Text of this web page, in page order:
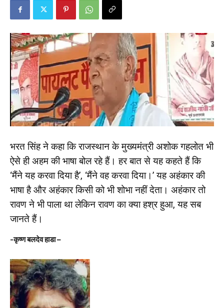
भरत सिंह ने कहा कि राजस्थान के मुख्यमंत्री अशोक गहलोत भी
ऐसे ही अहम की भाषा बोल रहे हैं। हर बात से यह कहते हैं कि
‘मैंने यह करवा दिया है’, ‘मैंने वह करवा दिया।’ यह अहंकार की
भाषा है और अहंकार किसी को भी शोभा नहीं देता। अहंकार तो
रावण ने भी पाला था लेकिन रावण का क्या हश्र हुआ, यह सब
जानते हैं।
-कृष्ण बलदेव हाडा –